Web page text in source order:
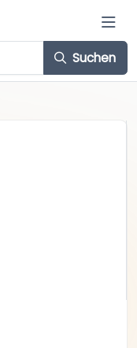
Suchen